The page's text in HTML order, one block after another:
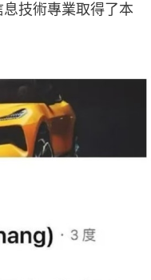
技術專業取得了本